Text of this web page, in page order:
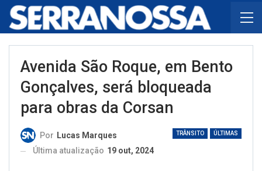
Avenida São Roque, em Bento
Gonçalves, será bloqueada
para obras da Corsan
TRÂNSITO ÚLTIMAS
Por Lucas Marques
Última atualização 19 out, 2024